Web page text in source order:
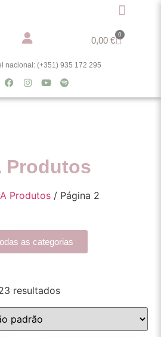
0,00€
0
nacional: (+351) 935 172 295
Produtos
Produtos / Página 2
as categorias
resultados